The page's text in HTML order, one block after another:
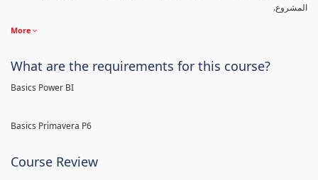
المشروع.
More
What are the requirements for this course?
Basics Power BI
Basics Primavera P6
Course Review